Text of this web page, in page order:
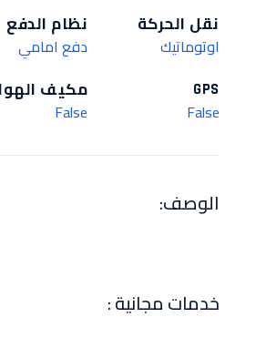
نظام الدفع
دفع امامي
مكيف
False
نقل الحركة
اوتوماتيك
GPS
False
:الوصف
: خدمات مجانية